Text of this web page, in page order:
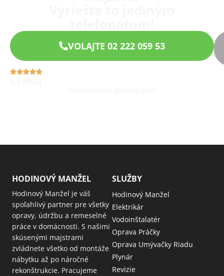
VOLAJTE 02 222 059 53
HODINOVÝ MANŽEL
Hodinový Manžel je váš
spoľahlivý partner pre všetky
opravy, údržbu a remeselné
práce v domácnosti. S našimi
skúsenými majstrami
zvládnete všetko od montáže
nábytku až po náročné
rekonštrukcie. Pracujeme
SLUŽBY
Hodinový Manžel
Elektrikár
Vodoinštalatér
Oprava Práčky
Oprava Umývačky Riadu
Plynár
Revizie